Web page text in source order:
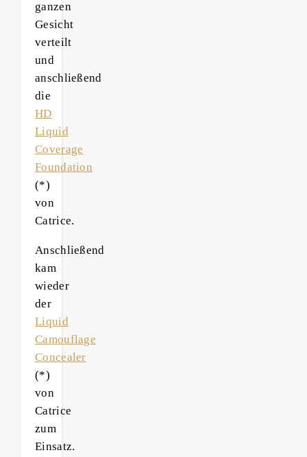
ganzen
Gesicht
verteilt
und
anschließend
die
HD
Liquid
Coverage
Foundation
(*)
von
Catrice.
Anschließend
kam
wieder
der
Liquid
Camouflage
Concealer
(*)
von
Catrice
zum
Einsatz.